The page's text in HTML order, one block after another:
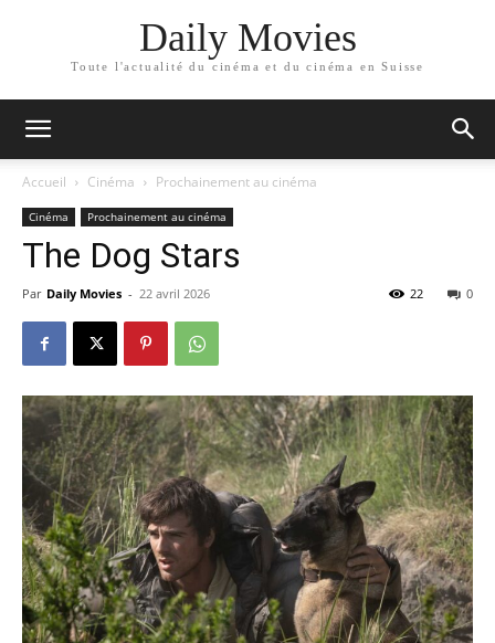
Daily Movies
Toute l'actualité du cinéma et du cinéma en Suisse
Accueil Cinéma Prochainement au cinéma
Cinéma Prochainement au cinéma
The Dog Stars
Par Daily Movies - 22 avril 2026 0
22